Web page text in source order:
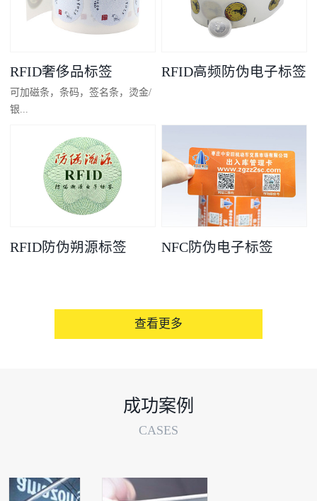
RFID奢侈品标签
可加磁条，条码，签名条，烫金/
银...
凸码，金/银底
RFID高频防伪电子标签
RFID防伪朔源标签 NFC防伪电子标签
查看更多
成功案例
CASES